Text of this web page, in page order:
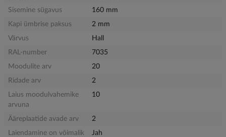
Sisemine sügavus
160 mm
Kapi ümbrise paksus
2 mm
Värvus
Hall
RAL-number
7035
Moodulite arv
20
Ridade arv
2
Laius moodulvahemike
arvuna
10
Ääreplaatide avade arv
2
Laiendamine on võimalik
Jah